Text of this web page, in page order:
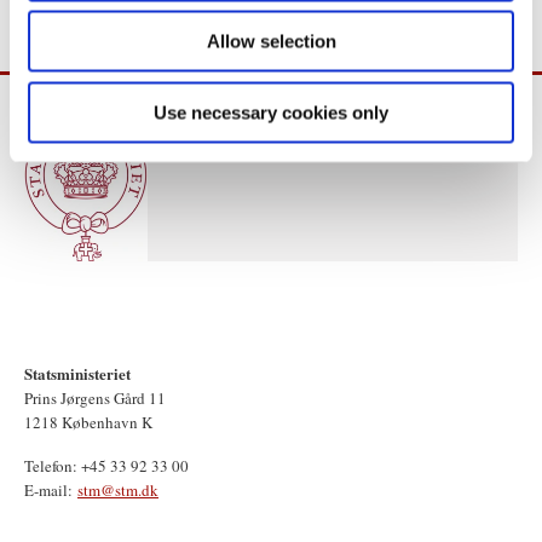
Allow selection
Use necessary cookies only
Statsministeriet
Prins Jørgens Gård 11
1218 København K
Telefon: +45 33 92 33 00
E-mail: stm@stm.dk